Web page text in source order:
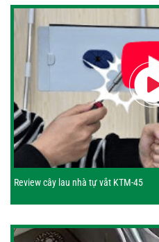
Review cây lau nhà tự vắt KTM-45